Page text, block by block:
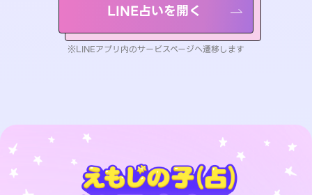
LINE占いを開く
※LINEアプリ内のサービスページへ遷移します